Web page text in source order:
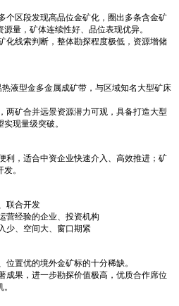
区段发现高品位金矿化，圈出多条含金矿
量，矿体连续性好、品位表现优异。
线索判断，整体勘探程度极低，资源增储
液型金多金属成矿带，与区域知名大型矿床
矿合并远景资源潜力可观，具备打造大型
现量级突破。
，适合中资企业快速介入、高效推进；矿
。
联合开发
经验的企业、投资机构
少、空间大、窗口期紧
置优的境外金矿标的十分稀缺。
果，进一步勘探价值极高，优质合作席位